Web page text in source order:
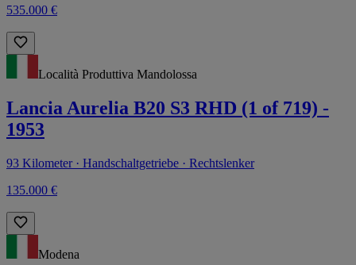
535.000 €
Località Produttiva Mandolossa
Lancia Aurelia B20 S3 RHD (1 of 719) -
1953
93 Kilometer · Handschaltgetriebe · Rechtslenker
135.000 €
Modena